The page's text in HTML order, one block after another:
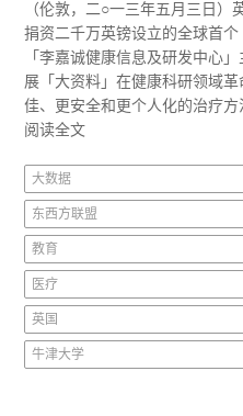
（伦敦，二○一三年五月三日
捐资二千万英镑设立的全球首
「李嘉诚健康信息及研发中心
展「大资料」在健康科研领域
佳、更安全和更个人化的治疗方
阅读全文
大数据
东西方联盟
教育
医疗
英国
牛津大学